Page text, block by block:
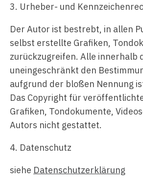
3. Urheber- und
Der Autor ist bestrebt, in allen
selbst erstellte Grafiken,
zurückzugreifen. Alle innerhalb
uneingeschränkt den
aufgrund der bloßen Nennung
Das Copyright für
Grafiken, Tondokumente,
Autors nicht gestattet.
4. Datenschutz
siehe Datenschutzerklärung